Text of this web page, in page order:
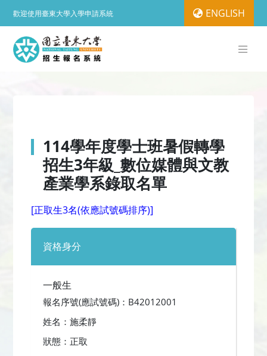
歡迎使用臺東大學入學申請系統 ENGLISH
114學年度學士班暑假轉學
招生3年級_數位媒體與文教
產業學系錄取名單
[正取生3名(依應試號碼排序)]
資格身分
一般生
報名序號(應試號碼)：B42012001
姓名：施柔靜
狀態：正取